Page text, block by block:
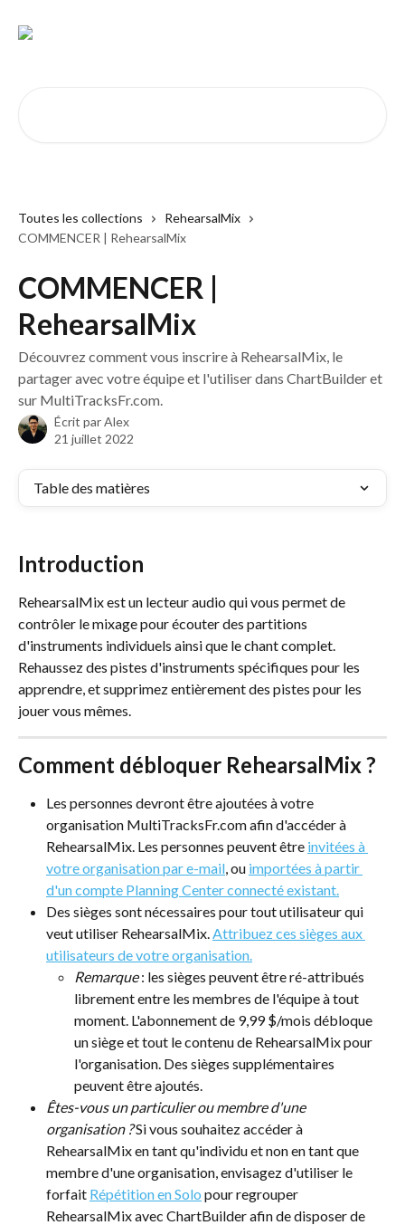
Toutes les collections
RehearsalMix
COMMENCER | RehearsalMix
COMMENCER |
RehearsalMix
Découvrez comment vous inscrire à RehearsalMix, le
partager avec votre équipe et l'utiliser dans ChartBuilder et
sur MultiTracksFr.com.
Écrit parAlex
21 juillet 2022
Table des matières
Introduction
RehearsalMix est un lecteur audio qui vous permet de
contrôler le mixage pour écouter des partitions
d'instruments individuels ainsi que le chant complet.
Rehaussez des pistes d'instruments spécifiques pour les
apprendre, et supprimez entièrement des pistes pour les
jouer vous mêmes.
Comment débloquer RehearsalMix ?
Les personnes devront être ajoutées à votre
organisation MultiTracksFr.com afin d'accéder à
RehearsalMix. Les personnes peuvent être invitées à
votre organisation par e-mail, ou importées à partir
d'un compte Planning Center connecté existant.
Des sièges sont nécessaires pour tout utilisateur qui
veut utiliser RehearsalMix. Attribuez ces sièges aux
utilisateurs de votre organisation.
Remarque : les sièges peuvent être ré-attribués
librement entre les membres de l'équipe à tout
moment. L'abonnement de 9,99 $/mois débloque
un siège et tout le contenu de RehearsalMix pour
l'organisation. Des sièges supplémentaires
peuvent être ajoutés.
Êtes-vous un particulier ou membre d'une
organisation ? Si vous souhaitez accéder à
RehearsalMix en tant qu'individu et non en tant que
membre d'une organisation, envisagez d'utiliser le
forfait Répétition en Solo pour regrouper
RehearsalMix avec ChartBuilder afin de disposer de